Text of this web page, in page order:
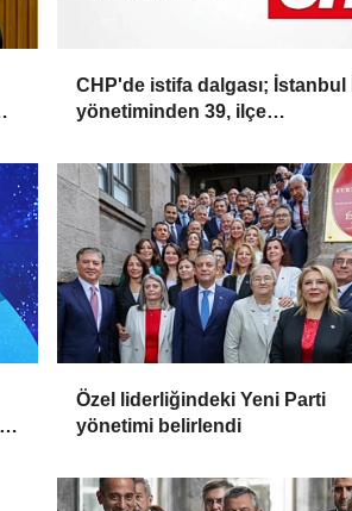
CHP'de istifa dalgası; İstanbul İl
yönetiminden 39, ilçe
Özel liderliğindeki Yeni Parti
yönetimi belirlendi